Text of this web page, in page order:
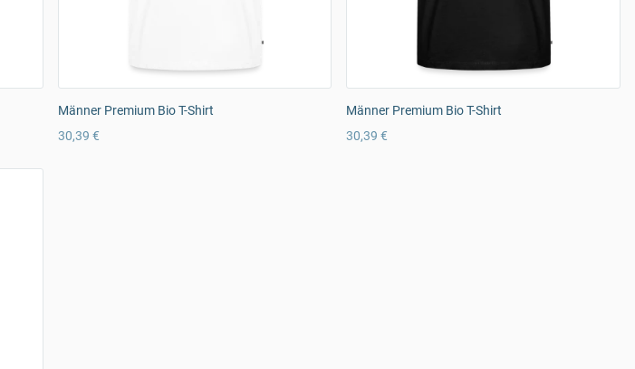
Männer Premium Bio T-Shirt
30,39 €
Männer Premium Bio T-Shirt
30,39 €